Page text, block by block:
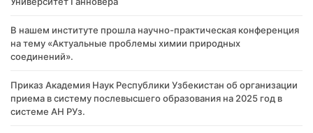
В нашем институте прошла научно-практическая конференция
на тему «Актуальные проблемы химии природных
соединений».
Приказ Академия Наук Республики Узбекистан об организации
приема в систему послевысшего образования на 2025 год в
системе АН РУз.